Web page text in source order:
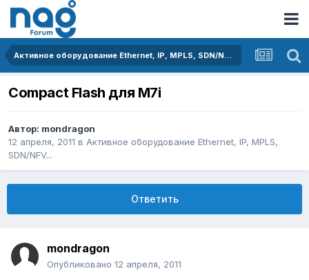
Активное оборудование Ethernet, IP, MPLS, SDN/NFV...
Compact Flash для M7i
Автор: mondragon
12 апреля, 2011 в Активное оборудование Ethernet, IP, MPLS,
SDN/NFV...
Ответить
mondragon
Опубликовано 12 апреля, 2011